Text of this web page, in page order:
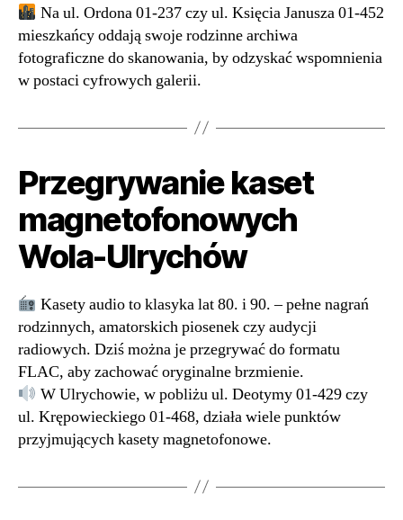
Na ul. Ordona 01-237 czy ul. Księcia Janusza 01-452
mieszkańcy oddają swoje rodzinne archiwa
fotograficzne do skanowania, by odzyskać wspomnienia
w postaci cyfrowych galerii.
Przegrywanie kaset
magnetofonowych
Wola-Ulrychów
Kasety audio to klasyka lat 80. i 90. – pełne nagrań
rodzinnych, amatorskich piosenek czy audycji
radiowych. Dziś można je przegrywać do formatu
FLAC, aby zachować oryginalne brzmienie.
W Ulrychowie, w pobliżu ul. Deotymy 01-429 czy
ul. Krępowieckiego 01-468, działa wiele punktów
przyjmujących kasety magnetofonowe.